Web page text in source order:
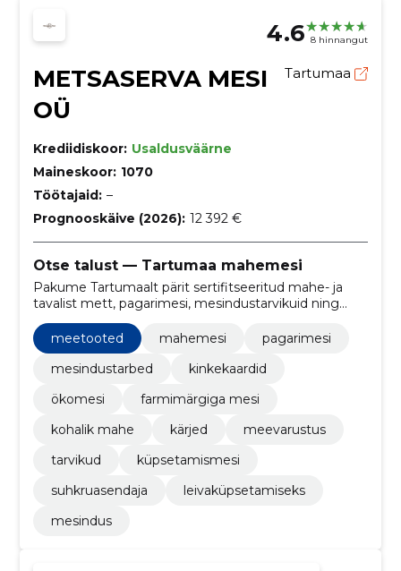
4.6 8 hinnangut
METSASERVA MESI
OÜ
Tartumaa
Krediidiskoor: Usaldusväärne
Maineskoor: 1070
Töötajaid: –
Prognooskäive (2026): 12 392 €
Otse talust — Tartumaa mahemesi
Pakume Tartumaalt pärit sertifitseeritud mahe- ja
tavalist mett, pagarimesi, mesindustarvikuid ning
kasutusotstarbele.
meetooted mahemesi
pagarimesi
mesindustarbed
kinkekaardid
ökomesi
farmimärgiga mesi
kohalik mahe
kärjed
meevarustus
tarvikud
küpsetamismesi
suhkruasendaja
leivaküpsetamiseks
mesindus